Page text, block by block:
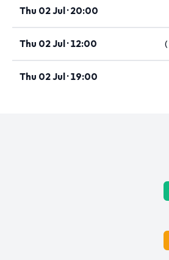
Thu 02 Jul · 20:00
Thu 02 Jul · 12:00
Thu 02 Jul · 19:00